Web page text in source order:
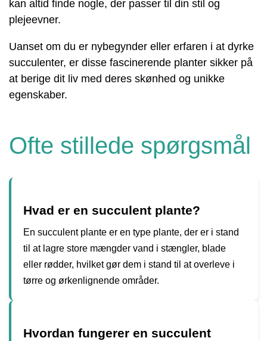
kan altid finde nogle, der passer til din stil og
plejeevner.
Uanset om du er nybegynder eller erfaren i at dyrke
succulenter, er disse fascinerende planter sikker på
at berige dit liv med deres skønhed og unikke
egenskaber.
Ofte stillede spørgsmål
Hvad er en succulent plante?
En succulent plante er en type plante, der er i stand
til at lagre store mængder vand i stængler, blade
eller rødder, hvilket gør dem i stand til at overleve i
tørre og ørkenlignende områder.
Hvordan fungerer en succulent